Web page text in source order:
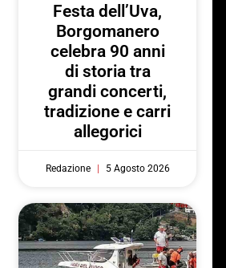
Festa dell’Uva,
Borgomanero
celebra 90 anni
di storia tra
grandi concerti,
tradizione e carri
allegorici
Redazione 5 Agosto 2026